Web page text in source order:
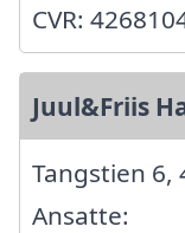
CVR:
Juul&Friis
Tangstien 6,
Ansatte: